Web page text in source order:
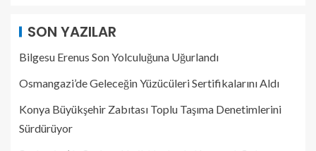
SON YAZILAR
Bilgesu Erenus Son Yolculuğuna Uğurlandı
Osmangazi’de Geleceğin Yüzücüleri Sertifikalarını Aldı
Konya Büyükşehir Zabıtası Toplu Taşıma Denetimlerini
Sürdürüyor